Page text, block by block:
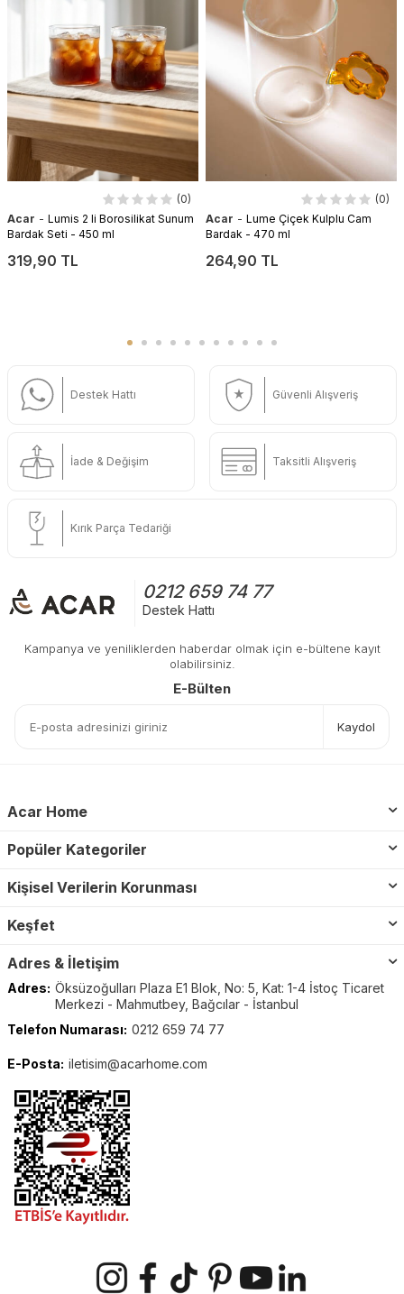
(0)
Acar - Lumis 2 li Borosilikat Sunum
Bardak Seti - 450 ml
319,90 TL
(0)
Acar - Lume Çiçek Kulplu Cam
Bardak - 470 ml
264,90 TL
Destek Hattı Güvenli Alışveriş
İade & Değişim Taksitli Alışveriş
Kırık Parça Tedariği
0212 659 74 77
Destek Hattı
Kampanya ve yeniliklerden haberdar olmak için e-bültene kayıt
olabilirsiniz.
E-Bülten
Kaydol
Acar Home
Popüler Kategoriler
Kişisel Verilerin Korunması
Keşfet
Adres & İletişim
Adres: Öksüzoğulları Plaza E1 Blok, No: 5, Kat: 1-4 İstoç Ticaret
Merkezi - Mahmutbey, Bağcılar - İstanbul
Telefon Numarası: 0212 659 74 77
E-Posta: iletisim@acarhome.com